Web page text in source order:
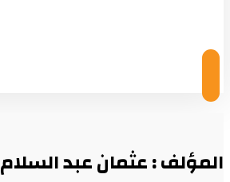
المؤلف : عثمان عبد السلام